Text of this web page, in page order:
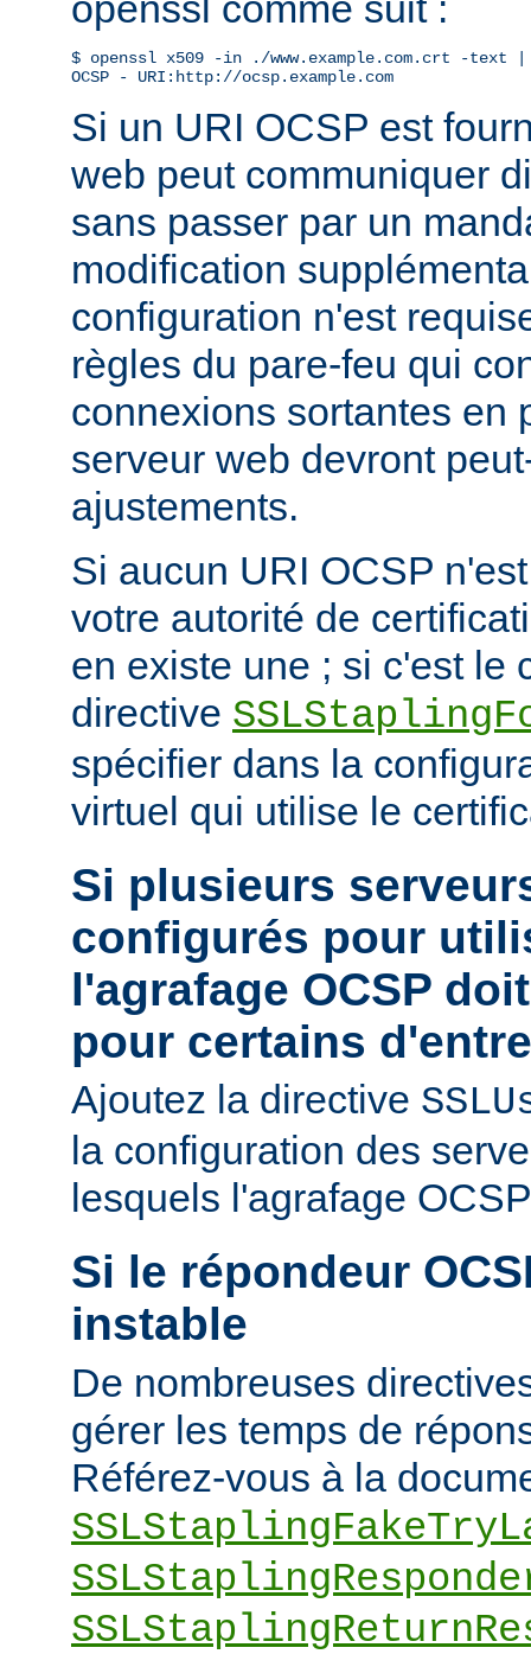
$ openssl x509 -in ./www.example.com.crt -text
OCSP - URI:http://ocsp.example.com
Si un URI OCSP est
web peut communiquer
sans passer par un
modification
configuration n'est
règles du pare-feu qui
connexions sortantes en
serveur web devront
ajustements.
Si aucun URI OCSP
votre autorité de
en existe une ; si c'est le
directive
spécifier dans la
virtuel qui utilise le
Si plusieurs
configurés pour
l'agrafage OCSP
pour certains
Ajoutez la directive
la configuration des
lesquels l'agrafage
Si le répondeur
instable
De nombreuses
gérer les temps de
Référez-vous à la